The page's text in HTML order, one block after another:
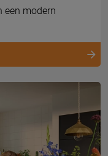
een modern